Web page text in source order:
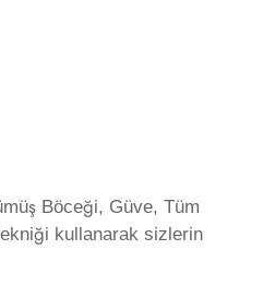
Böceği, Güve, Tüm
kullanarak sizlerin